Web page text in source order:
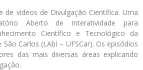
de vídeos de Divulgação Científica. Uma
Aberto de Interatividade para
Científico e Tecnológico da
Carlos (LAbI – UFSCar). Os episódios
das mais diversas áreas explicando